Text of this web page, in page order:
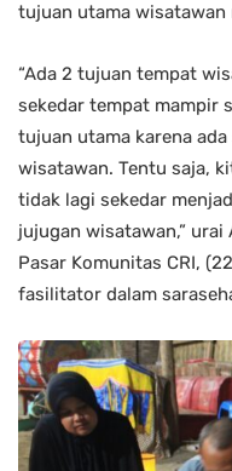
tujuan utama
“Ada 2 tujuan tempat
sekedar tempat mampir
tujuan utama karena
wisatawan. Tentu saja,
tidak lagi sekedar
jujugan wisatawan,”
Pasar Komunitas CRI,
fasilitator dalam